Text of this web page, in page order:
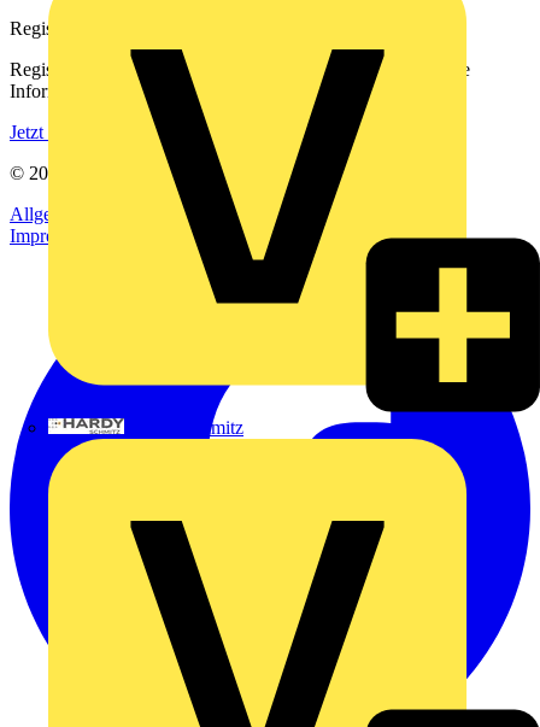
Hardy Schmitz
Registrierung
Registrieren Sie sich kostenlos und erhalten Sie stets aktuelle
Informationen aus der Elektroindustrie.
Jetzt registrieren
© 2002-
Voltimum
Allgemeine Geschäftsbedingungen Datenschutzerklärung
Impressum